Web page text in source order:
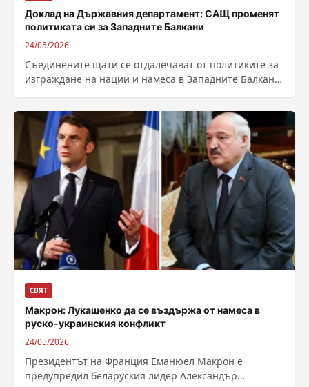
Доклад на Държавния департамент: САЩ променят
политиката си за Западните Балкани
24/05/2026
Съединените щати се отдалечават от политиките за
изграждане на нации и намеса в Западните Балкани
СВЯТ
Макрон: Лукашенко да се въздържа от намеса в
руско-украинския конфликт
24/05/2026
Президентът на Франция Еманюел Макрон е
предупредил беларуския лидер Александър